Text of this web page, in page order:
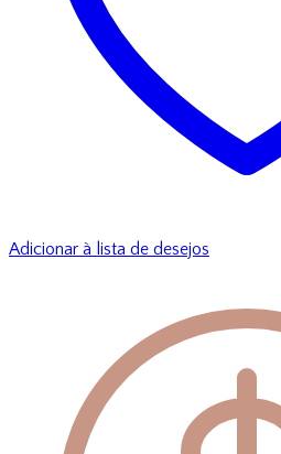
Adicionar à lista de desejos